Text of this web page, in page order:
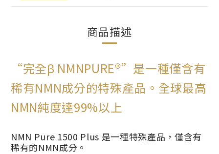
商品描述
“完全β NMNPURE®”是一種僅含有
稀有NMN成分的特殊產品。全球最高
NMN純度達99%以上
NMN Pure 1500 Plus 是一種特殊產品，僅含有
稀有的NMN成分。